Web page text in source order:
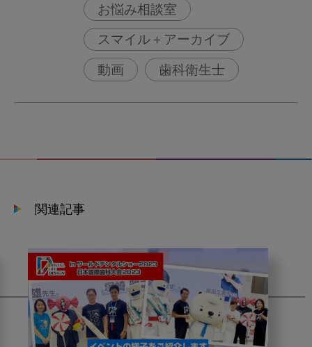
お悩み相談室
スマイル＋アーカイブ
動画 歯科衛生士
関連記事